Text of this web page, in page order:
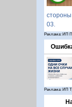
03.
Реклама: ИП
Реклама: ИП